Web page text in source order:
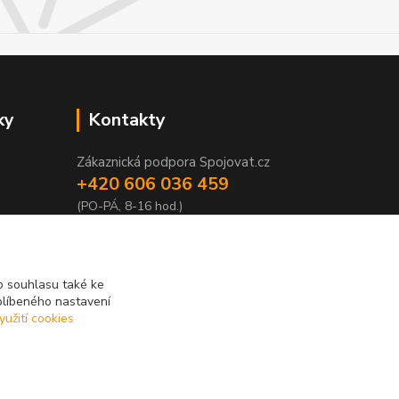
Kontakty
Zákaznická podpora Spojovat.cz
+420 606 036 459
(PO-PÁ, 8-16 hod.)
souhlasu také ke
nastavení
cookies